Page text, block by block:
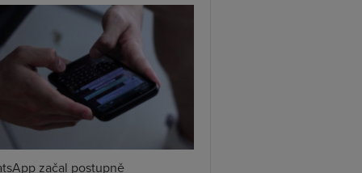
začal postupně